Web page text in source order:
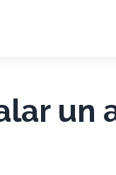
un